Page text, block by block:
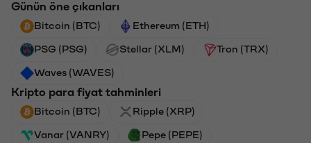
Günün öne çıkanları
Bitcoin (BTC) Ethereum (ETH)
PSG (PSG) Stellar (XLM) Tron (TRX)
Waves (WAVES)
Kripto para fiyat tahminleri
Bitcoin (BTC) Ripple (XRP)
Vanar (VANRY) Pepe (PEPE)